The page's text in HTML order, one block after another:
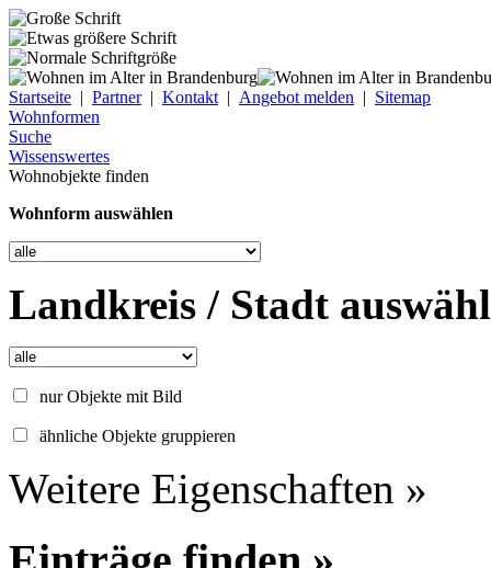
Startseite | Partner| Kontakt | Angebot melden | Sitemap
Wohnformen
Suche
Wissenswertes
Wohnobjekte finden
Wohnform auswählen
Landkreis / Stadt
nur Objekte mit Bild
ähnliche Objekte gruppieren
Weitere Eigenschaften »